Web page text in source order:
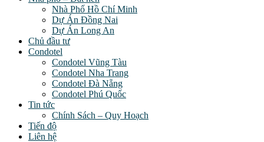
Nhà Phố Hồ Chí Minh
Dự Án Đồng Nai
Dự Án Long An
Chủ đầu tư
Condotel
Condotel Vũng Tàu
Condotel Nha Trang
Condotel Đà Nẵng
Condotel Phú Quốc
Tin tức
Chính Sách – Quy Hoạch
Tiến độ
Liên hệ